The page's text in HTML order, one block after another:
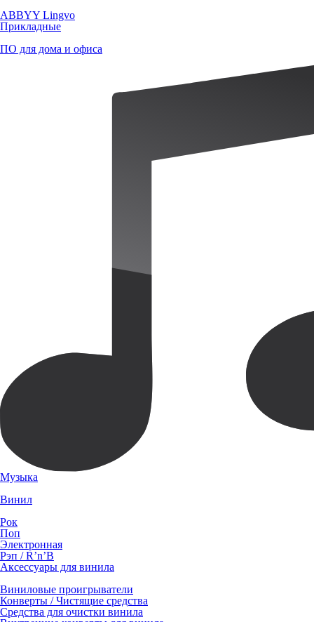
ABBYY Lingvo
Прикладные
ПО для дома и офиса
Музыка
Винил
Рок
Поп
Электронная
Рэп / R’n’B
Аксессуары для винила
Виниловые проигрыватели
Конверты / Чистящие средства
Средства для очистки винила